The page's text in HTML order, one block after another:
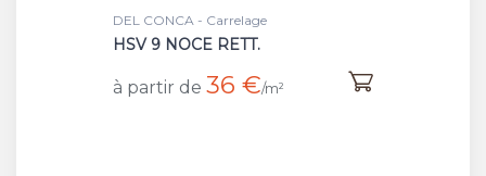
DEL CONCA - Carrelage
HSV 9 NOCE RETT.
à partir de 36 €/m²